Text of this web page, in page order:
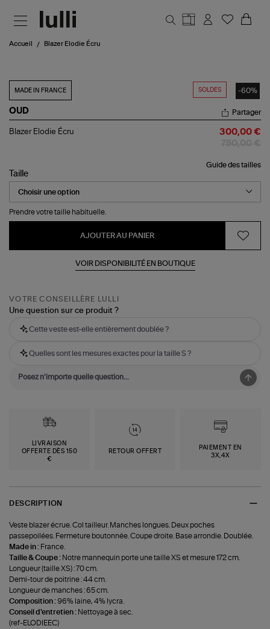
Accueil Blazer Elodie Écru
SOLDES -60%
MADE IN FRANCE
OUD
Blazer
Partager
Blazer Elodie Écru 300,00 €
Guide des tailles
Taille
Prendre votre taille habituelle.
AJOUTER AU PANIER
VOIR DISPONIBILITÉ EN BOUTIQUE
VOTRE CONSEILLÈRE LULLI
Une question sur ce produit ?
Cette veste est-elle entièrement doublée ?
Quelles sont les mesures exactes pour la taille S ?
LIVRAISON
OFFERTE DÈS 150
€
RETOUR OFFERT
PAIEMENT EN
3X,4X
DESCRIPTION
Veste blazer écrue. Col tailleur. Manches longues. Deux poches
passepoilées. Fermeture boutonnée. Coupe droite. Base arrondie. Doublée.
Made in : France.
Taille & Coupe : Notre mannequin porte une taille XS et mesure 172 cm.
Longueur (taille XS) : 70 cm.
Demi-tour de poitrine : 44 cm.
Longueur de manches : 65 cm.
Composition : 96% laine, 4% lycra.
Conseil d'entretien : Nettoyage à sec.
(ref-ELODIEEC)